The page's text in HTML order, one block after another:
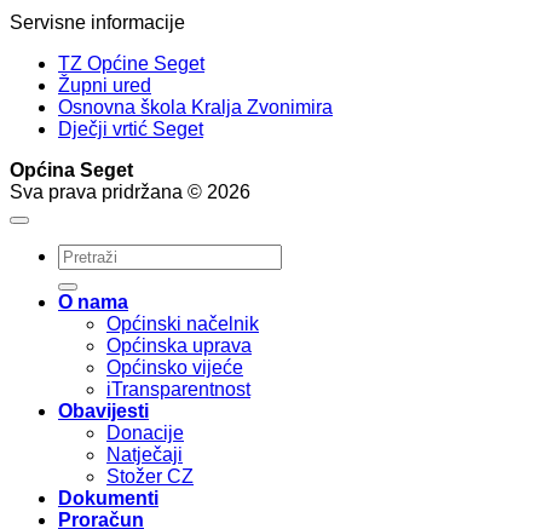
Servisne informacije
TZ Općine Seget
Župni ured
Osnovna škola Kralja Zvonimira
Dječji vrtić Seget
Općina Seget
Sva prava pridržana © 2026
O nama
Općinski načelnik
Općinska uprava
Općinsko vijeće
iTransparentnost
Obavijesti
Donacije
Natječaji
Stožer CZ
Dokumenti
Proračun